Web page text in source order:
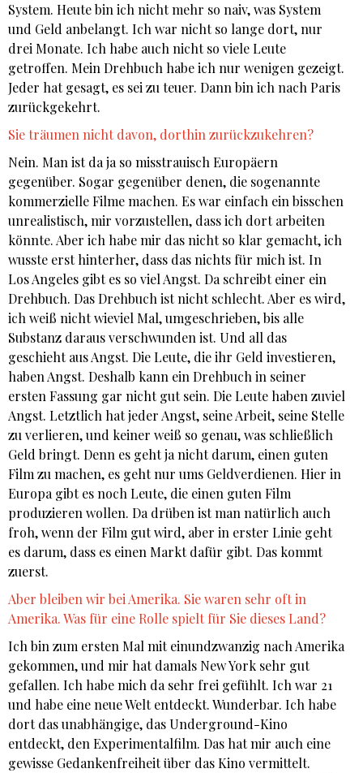
System. Heute bin ich nicht mehr so naiv, was System
und Geld anbelangt. Ich war nicht so lange dort, nur
drei Monate. Ich habe auch nicht so viele Leute
getroffen. Mein Drehbuch habe ich nur wenigen gezeigt.
Jeder hat gesagt, es sei zu teuer. Dann bin ich nach Paris
zurückgekehrt.
Sie träumen nicht davon, dorthin zurückzukehren?
Nein. Man ist da ja so misstrauisch Europäern
gegenüber. Sogar gegenüber denen, die sogenannte
kommerzielle Filme machen. Es war einfach ein bisschen
unrealistisch, mir vorzustellen, dass ich dort arbeiten
könnte. Aber ich habe mir das nicht so klar gemacht, ich
wusste erst hinterher, dass das nichts für mich ist. In
Los Angeles gibt es so viel Angst. Da schreibt einer ein
Drehbuch. Das Drehbuch ist nicht schlecht. Aber es wird,
ich weiß nicht wieviel Mal, umgeschrieben, bis alle
Substanz daraus verschwunden ist. Und all das
geschieht aus Angst. Die Leute, die ihr Geld investieren,
haben Angst. Deshalb kann ein Drehbuch in seiner
ersten Fassung gar nicht gut sein. Die Leute haben zuviel
Angst. Letztlich hat jeder Angst, seine Arbeit, seine Stelle
zu verlieren, und keiner weiß so genau, was schließlich
Geld bringt. Denn es geht ja nicht darum, einen guten
Film zu machen, es geht nur ums Geldverdienen. Hier in
Europa gibt es noch Leute, die einen guten Film
produzieren wollen. Da drüben ist man natürlich auch
froh, wenn der Film gut wird, aber in erster Linie geht
es darum, dass es einen Markt dafür gibt. Das kommt
zuerst.
Aber bleiben wir bei Amerika. Sie waren sehr oft in
Amerika. Was für eine Rolle spielt für Sie dieses Land?
Ich bin zum ersten Mal mit einundzwanzig nach Amerika
gekommen, und mir hat damals New York sehr gut
gefallen. Ich habe mich da sehr frei gefühlt. Ich war 21
und habe eine neue Welt entdeckt. Wunderbar. Ich habe
dort das unabhängige, das Underground-Kino
entdeckt, den Experimentalfilm. Das hat mir auch eine
gewisse Gedankenfreiheit über das Kino vermittelt.